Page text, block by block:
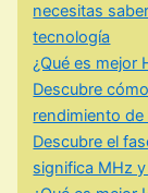
necesitas
tecnología
¿Qué es mejor
Descubre
rendimiento
Descubre el
significa MHz y